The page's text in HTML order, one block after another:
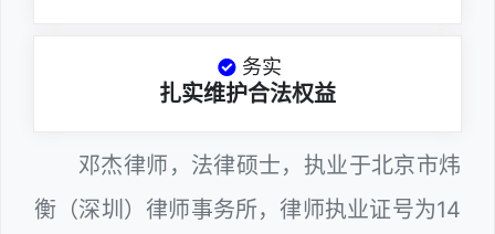
务实
扎实维护合法权益
邓杰律师，法律硕士，执业于北京市炜
衡（深圳）律师事务所，律师执业证号为14